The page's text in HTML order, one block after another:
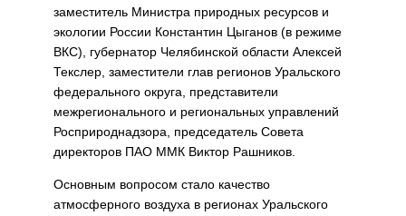
заместитель Министра природных ресурсов и
экологии России Константин Цыганов (в режиме
ВКС), губернатор Челябинской области Алексей
Текслер, заместители глав регионов Уральского
федерального округа, представители
межрегионального и региональных управлений
Росприроднадзора, председатель Совета
директоров ПАО ММК Виктор Рашников.
Основным вопросом стало качество
атмосферного воздуха в регионах Уральского